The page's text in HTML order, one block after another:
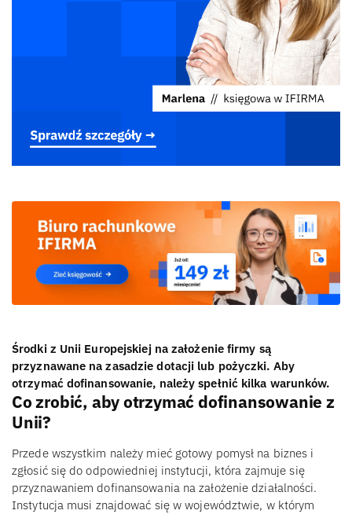
Środki z Unii Europejskiej na założenie firmy są
przyznawane na zasadzie dotacji lub pożyczki. Aby
otrzymać dofinansowanie, należy spełnić kilka warunków.
Co zrobić, aby otrzymać dofinansowanie z
Unii?
Przede wszystkim należy mieć gotowy pomysł na biznes i
zgłosić się do odpowiedniej instytucji, która zajmuje się
przyznawaniem dofinansowania na założenie działalności.
Instytucja musi znajdować się w województwie, w którym